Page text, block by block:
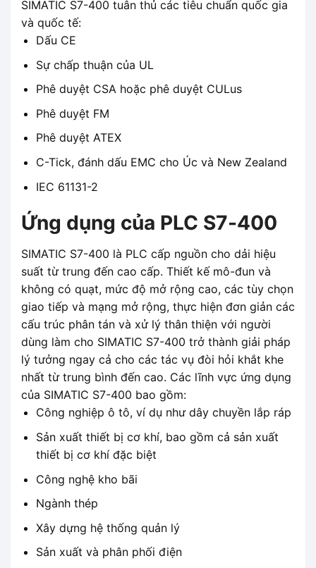
SIMATIC S7-400 tuân thủ các tiêu chuẩn quốc gia
và quốc tế:
Dấu CE
Sự chấp thuận của UL
Phê duyệt CSA hoặc phê duyệt CULus
Phê duyệt FM
Phê duyệt ATEX
C-Tick, đánh dấu EMC cho Úc và New Zealand
IEC 61131-2
Ứng dụng của PLC S7-400
SIMATIC S7-400 là PLC cấp nguồn cho dải hiệu
suất từ ​​trung đến cao cấp. Thiết kế mô-đun và
không có quạt, mức độ mở rộng cao, các tùy chọn
giao tiếp và mạng mở rộng, thực hiện đơn giản các
cấu trúc phân tán và xử lý thân thiện với người
dùng làm cho SIMATIC S7-400 trở thành giải pháp
lý tưởng ngay cả cho các tác vụ đòi hỏi khắt khe
nhất từ ​​trung bình đến cao. Các lĩnh vực ứng dụng
của SIMATIC S7-400 bao gồm:
Công nghiệp ô tô, ví dụ như dây chuyền lắp ráp
Sản xuất thiết bị cơ khí, bao gồm cả sản xuất
thiết bị cơ khí đặc biệt
Công nghệ kho bãi
Ngành thép
Xây dựng hệ thống quản lý
Sản xuất và phân phối điện